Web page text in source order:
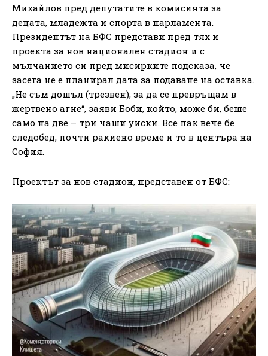
Михайлов пред депутатите в комисията за
децата, младежта и спорта в парламента.
Президентът на БФС представи пред тях и
проекта за нов национален стадион и с
мълчанието си пред мисирките подсказа, че
засега не е планирал дата за подаване на оставка.
„Не съм дошъл (трезвен), за да се превръщам в
жертвено агне“, заяви Боби, който, може би, беше
само на две – три чаши уиски. Все пак вече бе
следобед, почти ракиено време и то в центъра на
София.
Проектът за нов стадион, представен от БФС: